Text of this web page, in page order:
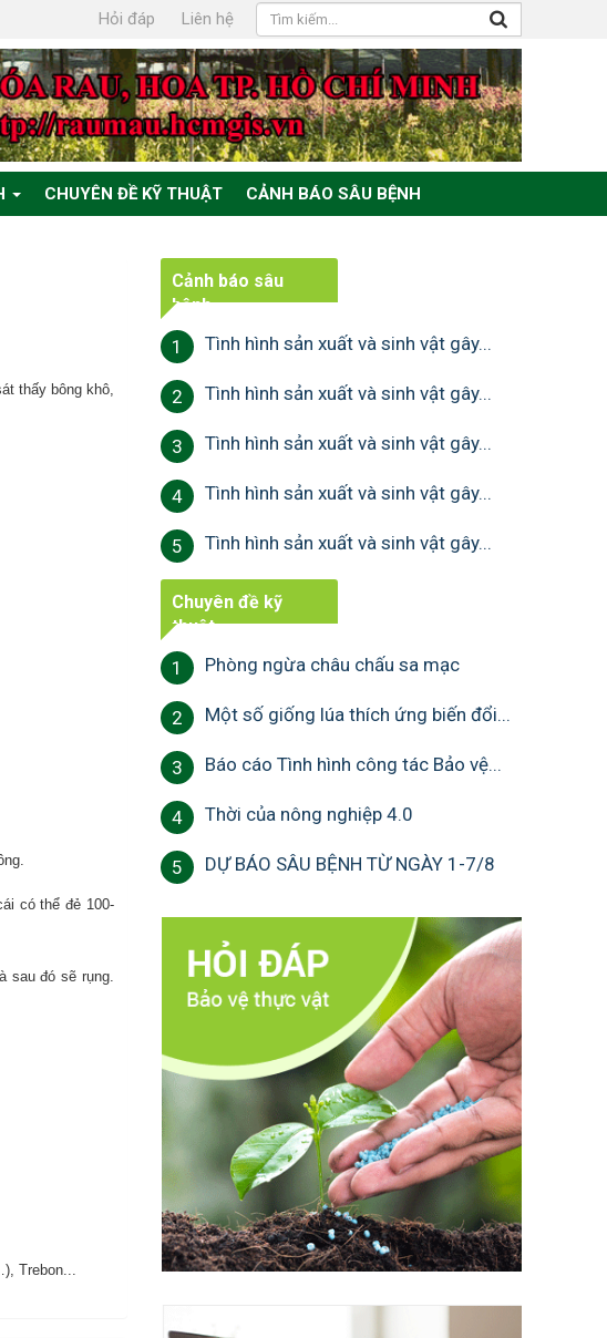
Hỏi đáp Liên hệ
CHUYÊN ĐỀ KỸ THUẬT CẢNH BÁO SÂU BỆNH
thấy bông khô,
có thể đẻ 100-
sau đó sẽ rụng.
Trebon...
Cảnh báo sâu
bệnh
1 Tình hình sản xuất và sinh vật gây...
2 Tình hình sản xuất và sinh vật gây...
3 Tình hình sản xuất và sinh vật gây...
4 Tình hình sản xuất và sinh vật gây...
5 Tình hình sản xuất và sinh vật gây...
Chuyên đề kỹ
thuật
1 Phòng ngừa châu chấu sa mạc
2 Một số giống lúa thích ứng biến đổi...
3 Báo cáo Tình hình công tác Bảo vệ...
4 Thời của nông nghiệp 4.0
5 DỰ BÁO SÂU BỆNH TỪ NGÀY 1-7/8